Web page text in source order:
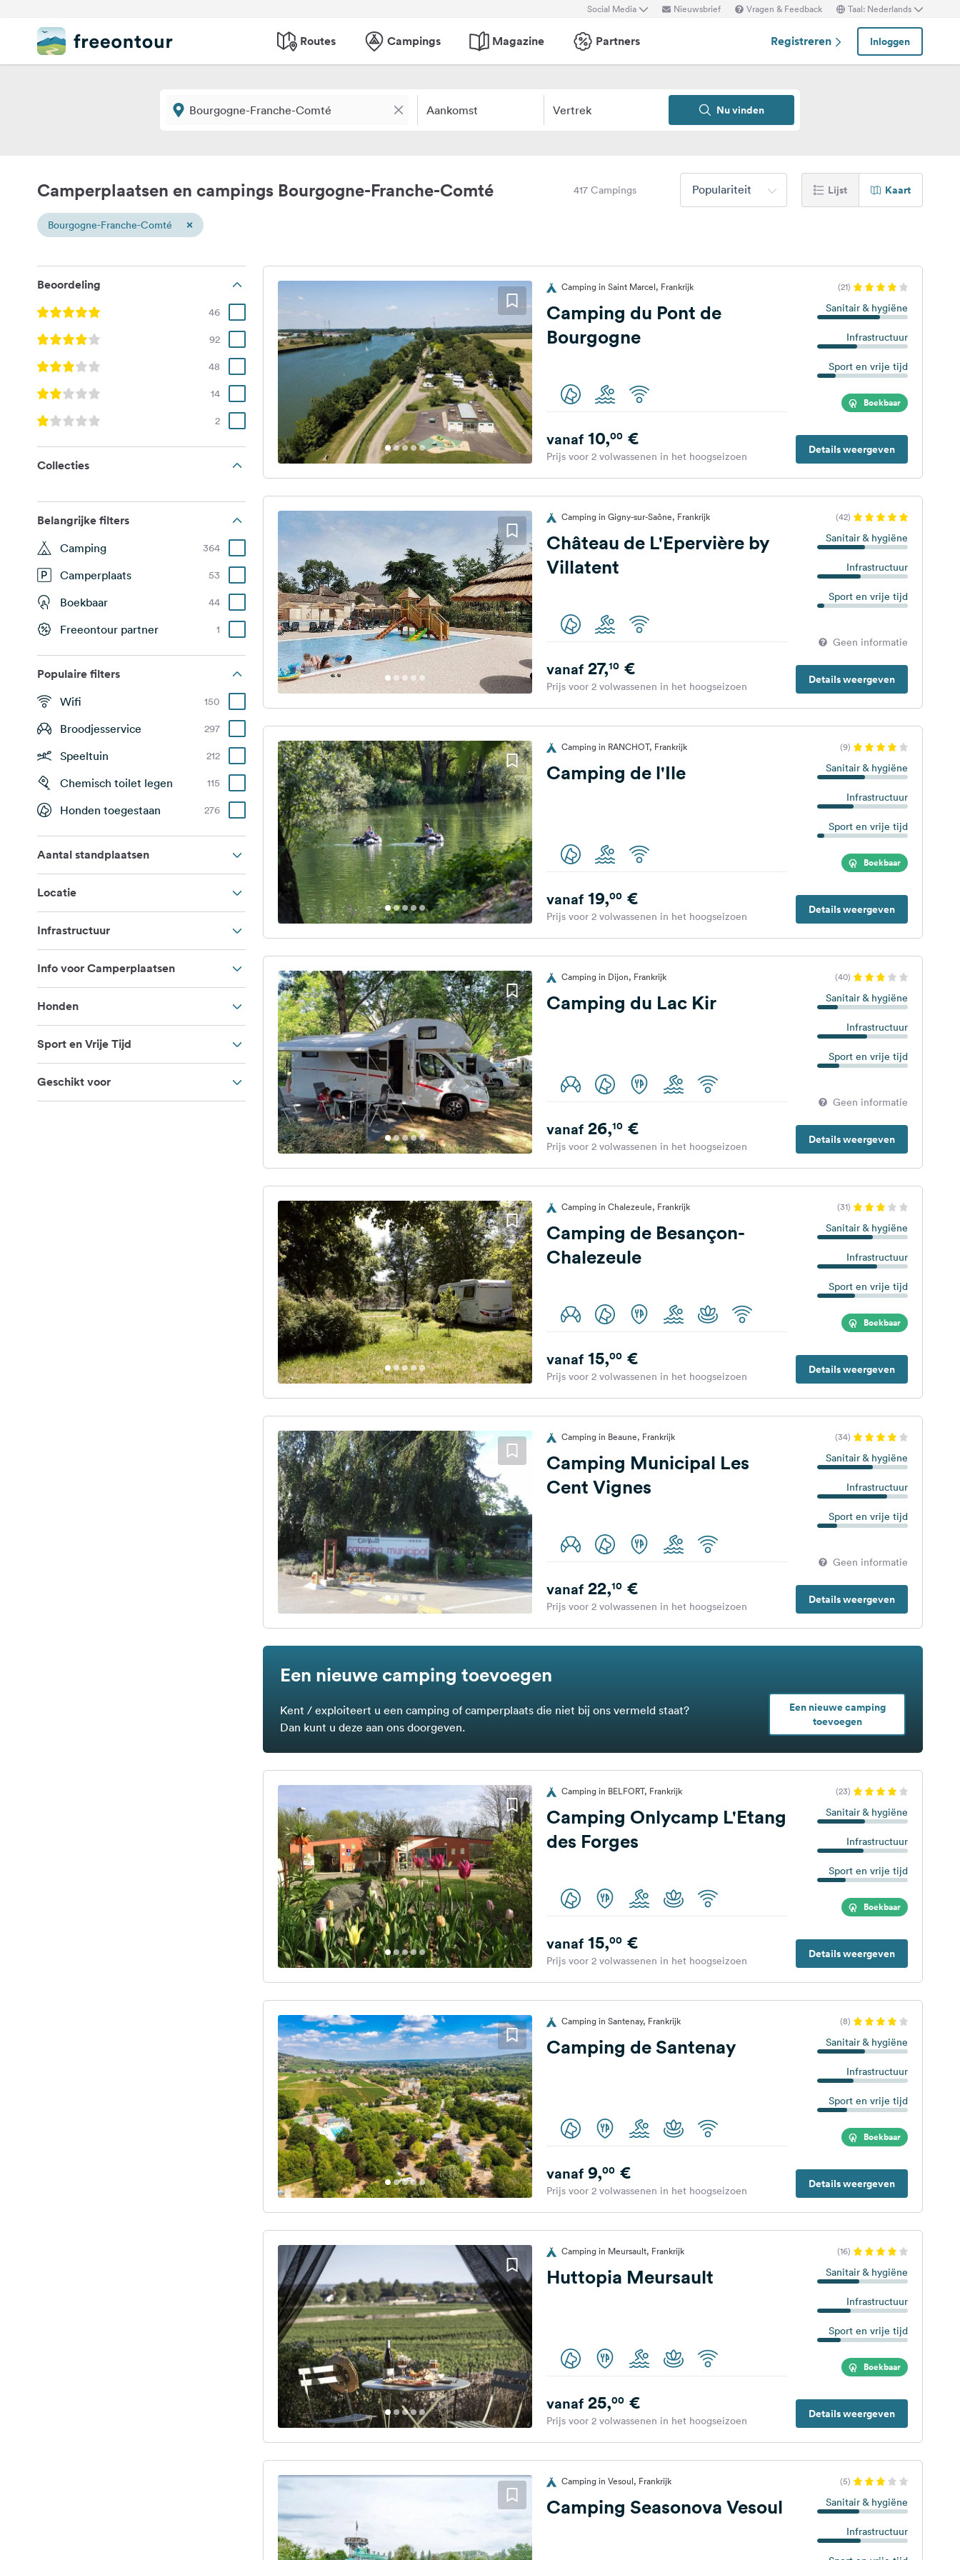
Social Media Nieuwsbrief Vragen & Feedback Taal: Nederlands
Routes Campings Magazine Partners Registreren Inloggen
Aankomst Vertrek Nu vinden
Camperplaatsen en campings Bourgogne-Franche-Comté 417 Campings Populariteit Lijst Kaart
Bourgogne-Franche-Comté ×
Beoordeling
46
92
48
14
2
Collecties
Belangrijke filters
Camping 364
Camperplaats 53
Boekbaar 44
Freeontour partner 1
Populaire filters
Wifi 150
Broodjesservice 297
Speeltuin 212
Chemisch toilet legen 115
Honden toegestaan 276
Aantal standplaatsen
Locatie
Infrastructuur
Info voor Camperplaatsen
Honden
Sport en Vrije Tijd
Geschikt voor
Camping in Saint Marcel, Frankrijk (21)
Camping du Pont de
Bourgogne
Sanitair & hygiëne
Infrastructuur
Sport en vrije tijd
Boekbaar
Details weergeven
vanaf10,00€
Prijs voor 2 volwassenen in het hoogseizoen
Camping in Gigny-sur-Saône, Frankrijk (42)
Château de L'Epervière by
Villatent
Sanitair & hygiëne
Infrastructuur
Sport en vrije tijd
Geen informatie
Details weergeven
vanaf27,10€
Prijs voor 2 volwassenen in het hoogseizoen
Camping in RANCHOT, Frankrijk (9)
Camping de l'Ile Sanitair & hygiëne
Infrastructuur
Sport en vrije tijd
Boekbaar
Details weergeven
vanaf19,00€
Prijs voor 2 volwassenen in het hoogseizoen
Camping in Dijon, Frankrijk (40)
Camping du Lac Kir Sanitair & hygiëne
Infrastructuur
Sport en vrije tijd
Geen informatie
Details weergeven
vanaf26,10€
Prijs voor 2 volwassenen in het hoogseizoen
Camping in Chalezeule, Frankrijk (31)
Camping de Besançon-
Chalezeule
Sanitair & hygiëne
Infrastructuur
Sport en vrije tijd
Boekbaar
Details weergeven
vanaf15,00€
Prijs voor 2 volwassenen in het hoogseizoen
Camping in Beaune, Frankrijk (34)
Camping Municipal Les
Cent Vignes
Sanitair & hygiëne
Infrastructuur
Sport en vrije tijd
Geen informatie
Details weergeven
vanaf22,10€
Prijs voor 2 volwassenen in het hoogseizoen
Een nieuwe camping toevoegen
Kent / exploiteert u een camping of camperplaats die niet bij ons vermeld staat?
Dan kunt u deze aan ons doorgeven.
Een nieuwe camping
toevoegen
Camping in BELFORT, Frankrijk (23)
Camping Onlycamp L'Etang
des Forges
Sanitair & hygiëne
Infrastructuur
Sport en vrije tijd
Boekbaar
Details weergeven
vanaf15,00€
Prijs voor 2 volwassenen in het hoogseizoen
Camping in Santenay, Frankrijk (8)
Camping de Santenay Sanitair & hygiëne
Infrastructuur
Sport en vrije tijd
Boekbaar
Details weergeven
vanaf9,00€
Prijs voor 2 volwassenen in het hoogseizoen
Camping in Meursault, Frankrijk (16)
Huttopia Meursault Sanitair & hygiëne
Infrastructuur
Sport en vrije tijd
Boekbaar
Details weergeven
vanaf25,00€
Prijs voor 2 volwassenen in het hoogseizoen
Camping in Vesoul, Frankrijk (5)
Camping Seasonova Vesoul Sanitair & hygiëne
Infrastructuur